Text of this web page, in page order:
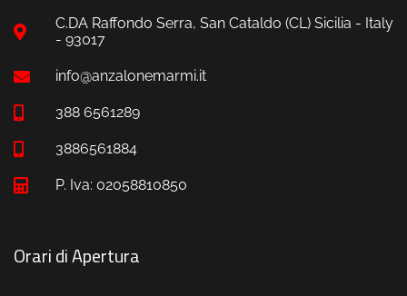
C.DA Raffondo Serra, San Cataldo (CL) Sicilia - Italy
- 93017
info@anzalonemarmi.it
388 6561289
3886561884
P. Iva: 02058810850
Orari di Apertura